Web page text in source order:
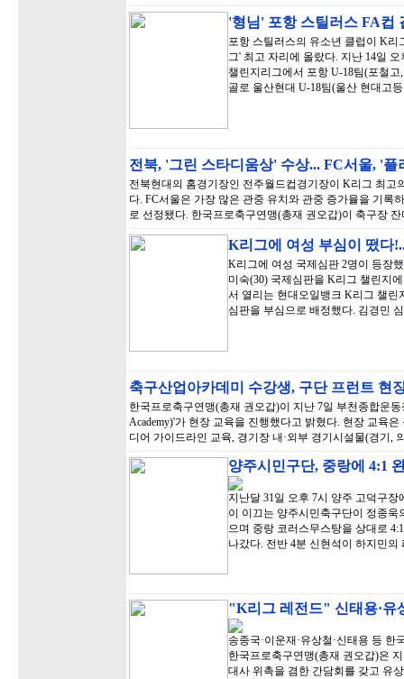
'형님' 포항 스틸러스 FA컵
포항 스틸러스의 유소년 클럽이 K리
그' 최고 자리에 올랐다. 지난 14일
챌린지리그에서 포항 U-18팀(포철고
골로 울산현대 U-18팀(울산 현대고
전북, '그린 스타디움상' 수상... FC서울, '
전북현대의 홈경기장인 전주월드컵경기장이 K리그 최
다. FC서울은 가장 많은 관중 유치와 관중 증가율을 기록
로 선정됐다. 한국프로축구연맹(총재 권오갑)이 축구장
K리그에 여성 부심이 떴다
K리그에 여성 국제심판 2명이 등장
미숙(30) 국제심판을 K리그 챌린지
서 열리는 현대오일뱅크 K리그 챌린
심판을 부심으로 배정했다. 김경민
축구산업아카데미 수강생, 구단 프런트 현
한국프로축구연맹(총재 권오갑)이 지난 7일 부천종합운
Academy)'가 현장 교육을 진행했다고 밝혔다. 현장 교육
디어 가이드라인 교육, 경기장 내·외부 경기시설물(경기,
양주시민구단, 중랑에 4:1
지난달 31일 오후 7시 양주 고덕구
이 이끄는 양주시민축구단이 정종
으며 중랑 코러스무스탕을 상대로
나갔다. 전반 4분 신현석이 하지민
"K리그 레전드" 신태용·유
송종국·이운재·유상철·신태용 등
한국프로축구연맹(총재 권오갑)은
대사 위촉을 겸한 간담회를 갖고 유